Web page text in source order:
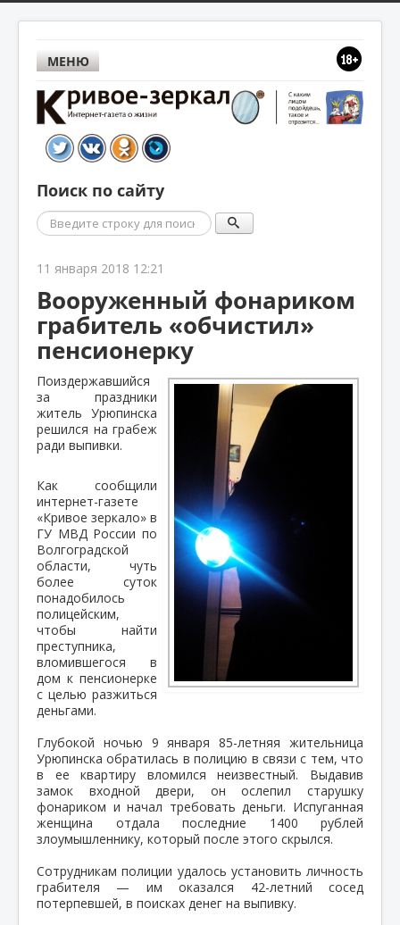
МЕНЮ
Поиск по сайту
Поиск
11 января 2018 12:21
Вооруженный фонариком
грабитель «обчистил»
пенсионерку
Поиздержавшийся
за праздники
житель Урюпинска
решился на грабеж
ради выпивки.
Как сообщили
интернет-газете
«Кривое зеркало» в
ГУ МВД России по
Волгоградской
области, чуть
более суток
понадобилось
полицейским,
чтобы найти
преступника,
вломившегося в
дом к пенсионерке
с целью разжиться
деньгами.
Глубокой ночью 9 января 85-летняя жительница
Урюпинска обратилась в полицию в связи с тем, что
в ее квартиру вломился неизвестный. Выдавив
замок входной двери, он ослепил старушку
фонариком и начал требовать деньги. Испуганная
женщина отдала последние 1400 рублей
злоумышленнику, который после этого скрылся.
Сотрудникам полиции удалось установить личность
грабителя — им оказался 42-летний сосед
потерпевшей, в поисках денег на выпивку.